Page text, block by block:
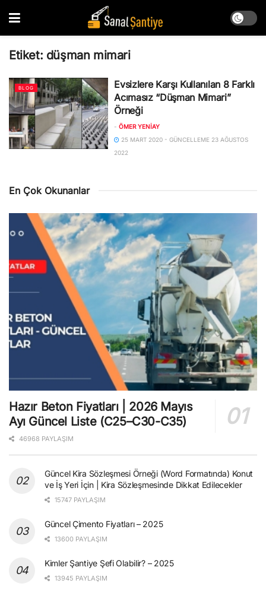
Etiket: düşman mimari
BLOG
Evsizlere Karşı Kullanılan 8 Farklı
Acımasız “Düşman Mimari”
Örneği
- ÖMER YENIAY
25 MART 2020 - GÜNCELLEME 23 AĞUSTOS
2022
En Çok Okunanlar
Hazır Beton Fiyatları | 2026 Mayıs
Ayı Güncel Liste (C25–C30-C35)
46968 PAYLAŞIM
Güncel Kira Sözleşmesi Örneği (Word Formatında) Konut
ve İş Yeri İçin | Kira Sözleşmesinde Dikkat Edilecekler
15747 PAYLAŞIM
Güncel Çimento Fiyatları – 2025
13600 PAYLAŞIM
Kimler Şantiye Şefi Olabilir? – 2025
13945 PAYLAŞIM